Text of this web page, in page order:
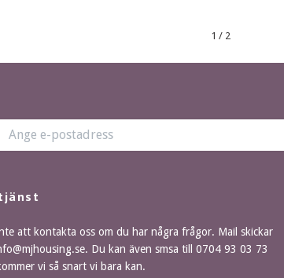
1 / 2
att kontakta oss om du har några frågor. Mail skickar
. Du kan även smsa till 0704 93 03 73
vi så snart vi bara kan.